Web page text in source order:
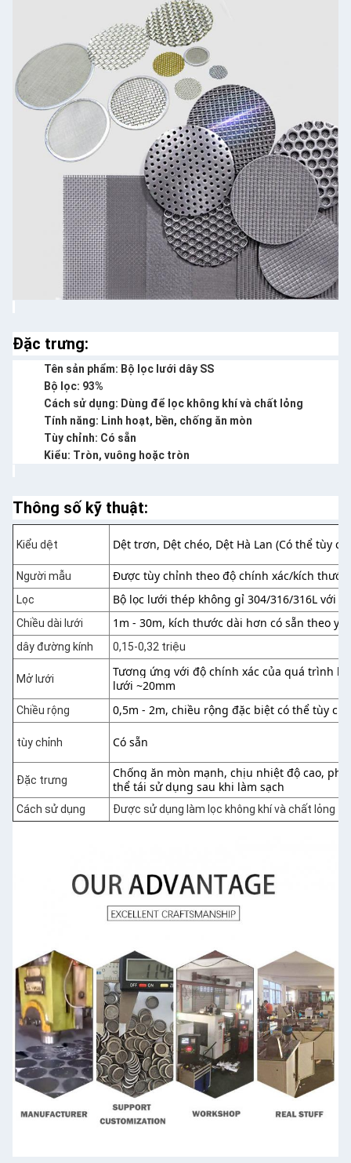
Đặc trưng:
Tên sản phẩm: Bộ lọc lưới dây SS
Bộ lọc: 93%
Cách sử dụng: Dùng để lọc không khí và chất lỏng
Tính năng: Linh hoạt, bền, chống ăn mòn
Tùy chỉnh: Có sẵn
Kiểu: Tròn, vuông hoặc tròn
Thông số kỹ thuật:
Kiểu dệt Dệt trơn, Dệt chéo, Dệt Hà Lan (Có thể tùy
Người mẫu Được tùy chỉnh theo độ chính xác/kích thước
Lọc Bộ lọc lưới thép không gỉ 304/316/316L với
Chiều dài lưới 1m - 30m, kích thước dài hơn có sẵn theo
dây đường kính 0,15-0,32 triệu
Mở lưới
Tương ứng với độ chính xác của quá trình
lưới ~20mm
Chiều rộng 0,5m - 2m, chiều rộng đặc biệt có thể tùy
tùy chỉnh Có sẵn
Đặc trưng
Chống ăn mòn mạnh, chịu nhiệt độ cao,
thể tái sử dụng sau khi làm sạch
Cách sử dụng Được sử dụng làm lọc không khí và chất lỏng